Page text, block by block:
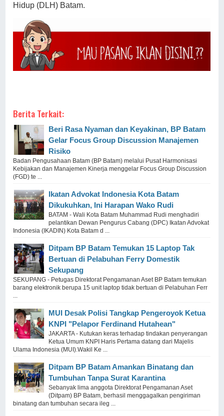
Hidup (DLH) Batam.
Berita Terkait:
Beri Rasa Nyaman dan Keyakinan, BP Batam
Gelar Focus Group Discussion Manajemen
Risiko
Badan Pengusahaan Batam (BP Batam) melalui Pusat Harmonisasi
Kebijakan dan Manajemen Kinerja menggelar Focus Group Discussion
(FGD) te ...
Ikatan Advokat Indonesia Kota Batam
Dikukuhkan, Ini Harapan Wako Rudi
BATAM - Wali Kota Batam Muhammad Rudi menghadiri
pelantikan Dewan Pengurus Cabang (DPC) Ikatan Advokat
Indonesia (IKADIN) Kota Batam d ...
Ditpam BP Batam Temukan 15 Laptop Tak
Bertuan di Pelabuhan Ferry Domestik
Sekupang
SEKUPANG - Petugas Direktorat Pengamanan Aset BP Batam temukan
barang elektronik berupa 15 unit laptop tidak bertuan di Pelabuhan Ferr
...
MUI Desak Polisi Tangkap Pengeroyok Ketua
KNPI "Pelapor Ferdinand Hutahean"
JAKARTA - Kutukan keras terhadap tindakan penyerangan
Ketua Umum KNPI Haris Pertama datang dari Majelis
Ulama Indonesia (MUI).Wakil Ke ...
Ditpam BP Batam Amankan Binatang dan
Tumbuhan Tanpa Surat Karantina
Sebanyak lima anggota Direktorat Pengamanan Aset
(Ditpam) BP Batam, berhasil menggagalkan pengiriman
binatang dan tumbuhan secara ileg ...